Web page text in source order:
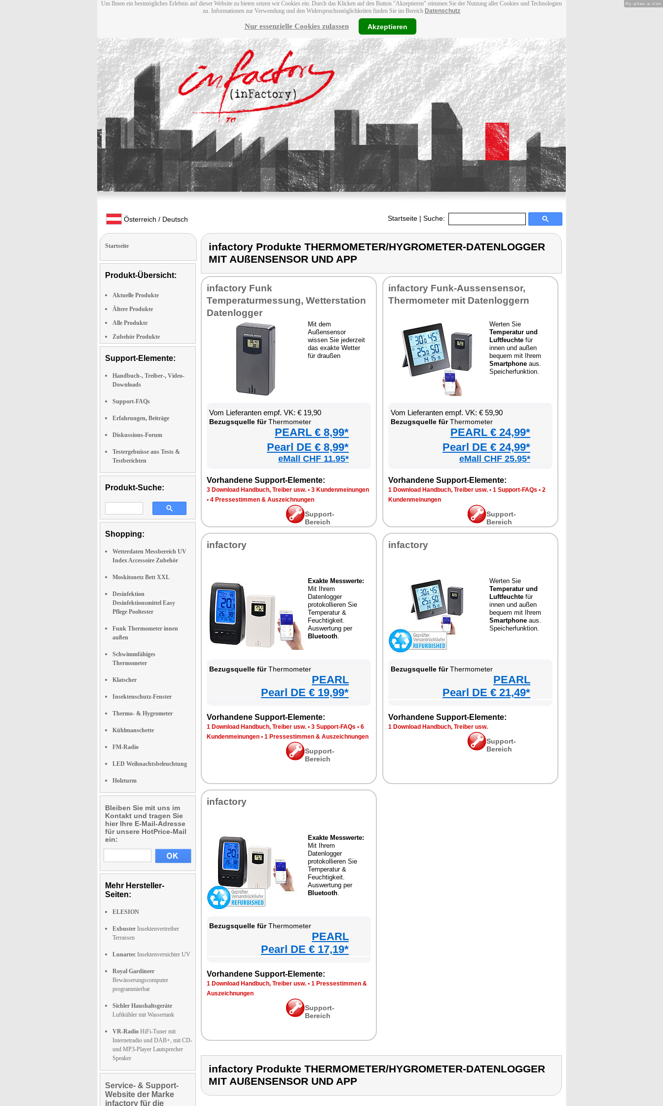
Um Ihnen ein bestmögliches Erlebnis auf dieser Website zu bieten setzen wir Cookies ein. Durch das Klicken auf den Button "Akzeptieren" stimmen Sie der Nutzung aller Cookies und Technologien
zu. Informationen zur Verwendung und den Widerspruchsmöglichkeiten finden Sie im Bereich Datenschutz
Nur essenzielle Cookies zulassen Akzeptieren
Österreich / Deutsch Startseite | Suche:
Startseite
Produkt-Übersicht:
Aktuelle Produkte
Ältere Produkte
Alle Produkte
Zubehör Produkte
Support-Elemente:
Handbuch-, Treiber-, Video-
Downloads
Support-FAQs
Erfahrungen, Beiträge
Diskussions-Forum
Testergebnisse aus Tests &
Testberichten
Produkt-Suche:
Shopping:
Wetterdaten Messbereich UV
Index Accessoire Zubehör
Moskitonetz Bett XXL
Desinfektion
Desinfektionsmittel Easy
Pflege Pooltester
Funk Thermometer innen
außen
Schwimmfähiges
Thermometer
Klatscher
Insektenschutz-Fenster
Thermo- & Hygrometer
Kühlmanschette
FM-Radio
LED Weihnachtsbeleuchtung
Holzturm
Bleiben Sie mit uns im
Kontakt und tragen Sie
hier Ihre E-Mail-Adresse
für unsere HotPrice-Mail
ein:
Mehr Hersteller-
Seiten:
ELESION
Exbuster Insektenvertreiber
Terrassen
Lunartec Insektenvernichter UV
Royal Gardineer
Bewässerungscomputer
programmierbar
Sichler Haushaltsgeräte
Luftkühler mit Wassertank
VR-Radio HiFi-Tuner mit
Internetradio und DAB+, mit CD-
und MP3-Player Lautsprecher
Speaker
Service- & Support-
Website der Marke
infactory für die
infactory Produkte THERMOMETER/HYGROMETER-DATENLOGGER
MIT AUßENSENSOR UND APP
infactory Funk
Temperaturmessung, Wetterstation
Datenlogger
Mit dem
Außensensor
wissen Sie jederzeit
das exakte Wetter
für draußen
Vom Lieferanten empf. VK: € 19,90
Bezugsquelle fürThermometer
PEARL € 8,99*
Pearl DE € 8,99*
eMall CHF 11.95*
Vorhandene Support-Elemente:
3 Download Handbuch, Treiber usw. • 3 Kundenmeinungen
• 4 Pressestimmen & Auszeichnungen
Support-
Bereich
infactory Funk-Aussensensor,
Thermometer mit Datenloggern
Werten Sie
Temperatur und
Luftfeuchte für
innen und außen
bequem mit Ihrem
Smartphone aus.
Speicherfunktion.
Vom Lieferanten empf. VK: € 59,90
Bezugsquelle fürThermometer
PEARL € 24,99*
Pearl DE € 24,99*
eMall CHF 25.95*
Vorhandene Support-Elemente:
1 Download Handbuch, Treiber usw. • 1 Support-FAQs • 2
Kundenmeinungen
Support-
Bereich
infactory
Exakte Messwerte:
Mit Ihrem
Datenlogger
protokollieren Sie
Temperatur &
Feuchtigkeit.
Auswertung per
Bluetooth.
Bezugsquelle fürThermometer
PEARL
Pearl DE € 19,99*
Vorhandene Support-Elemente:
1 Download Handbuch, Treiber usw. • 3 Support-FAQs • 6
Kundenmeinungen • 1 Pressestimmen & Auszeichnungen
Support-
Bereich
infactory
Werten Sie
Temperatur und
Luftfeuchte für
innen und außen
bequem mit Ihrem
Smartphone aus.
Speicherfunktion.
Bezugsquelle fürThermometer
PEARL
Pearl DE € 21,49*
Vorhandene Support-Elemente:
1 Download Handbuch, Treiber usw.
Support-
Bereich
infactory
Exakte Messwerte:
Mit Ihrem
Datenlogger
protokollieren Sie
Temperatur &
Feuchtigkeit.
Auswertung per
Bluetooth.
Bezugsquelle fürThermometer
PEARL
Pearl DE € 17,19*
Vorhandene Support-Elemente:
1 Download Handbuch, Treiber usw. • 1 Pressestimmen &
Auszeichnungen
Support-
Bereich
infactory Produkte THERMOMETER/HYGROMETER-DATENLOGGER
MIT AUßENSENSOR UND APP
Hy-phen-a-tion